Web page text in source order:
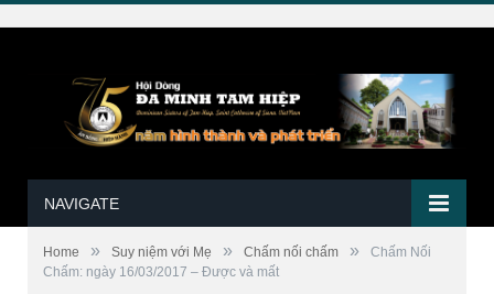
NAVIGATE
Home » Suy niệm với Mẹ » Chấm nối chấm »
Chấm Nối
Chấm: ngày 16/03/2017 – Được và mất